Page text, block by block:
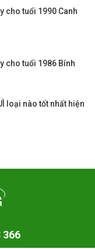
cho tuổi 1990 Canh
cho tuổi 1986 Bính
loại nào tốt nhất hiện
366